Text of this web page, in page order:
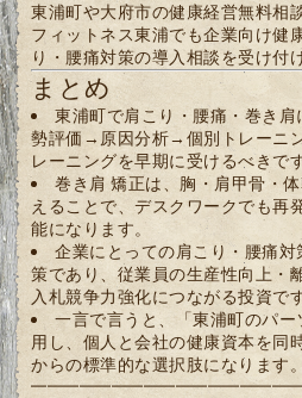
東浦町や大府市の健康経営無料相
フィットネス東浦でも企業向け健
り・腰痛対策の導入相談を受け付
まとめ
東浦町で肩こり・腰痛・巻き
勢評価→原因分析→個別トレーニ
レーニングを早期に受けるべきです
巻き肩 矯正は、胸・肩甲骨・
えることで、デスクワークでも再
能になります。
企業にとっての肩こり・腰痛
策であり、従業員の生産性向上・
入札競争力強化につながる投資です
一言で言うと、「東浦町のパ
用し、個人と会社の健康資本を同
からの標準的な選択肢になります。